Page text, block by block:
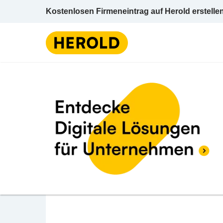
Kostenlosen Firmeneintrag auf Herold
BEWERTUNG ABGEBEN
Ritz Franz
Hof bei Straden 73 8345 Straden
Säge- u Hobelwerke